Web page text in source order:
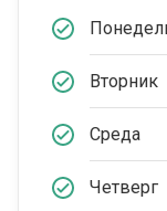
Вторник
Среда
Четверг